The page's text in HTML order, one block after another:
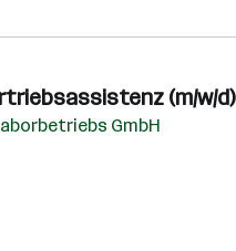
(m/w/d)
GmbH